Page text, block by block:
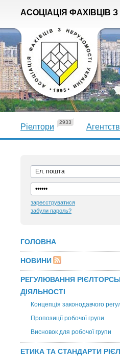
АСОЦІАЦІЯ ФАХІВЦІВ
Ріелтори
2933
зареєструватися
забули пароль?
ГОЛОВНА
НОВИНИ
РЕГУЛЮВАННЯ
ДІЯЛЬНОСТІ
Концепція законодавчого
Пропозиції робочої групи
Висновок для робочої групи
ЕТИКА ТА СТАНДАРТИ